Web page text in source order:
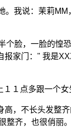
我说：茉莉
个脸，一脸的惶
家门：" 我是
１点多跟一个女
，不长头发整
整齐，也很俏丽